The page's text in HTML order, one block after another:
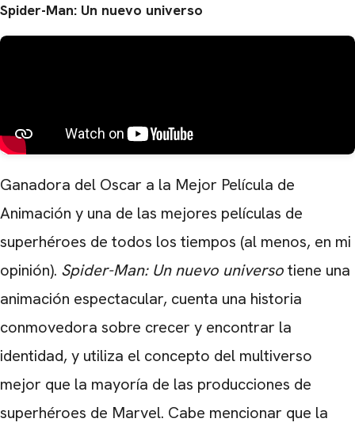
Spider-Man: Un nuevo universo
Ganadora del Oscar a la Mejor Película de
Animación y una de las mejores películas de
superhéroes de todos los tiempos (al menos, en mi
opinión). Spider-Man: Un nuevo universotiene una
animación espectacular, cuenta una historia
conmovedora sobre crecer y encontrar la
identidad, y utiliza el concepto del multiverso
mejor que la mayoría de las producciones de
superhéroes de Marvel. Cabe mencionar que la